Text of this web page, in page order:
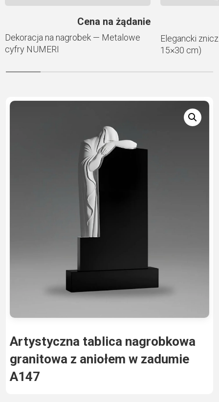
Cena na żądanie
Dekoracja na nagrobek — Metalowe
cyfry NUMERI
Elegancki
15×30 cm)
Artystyczna tablica nagrobkowa
granitowa z aniołem w zadumie
A147